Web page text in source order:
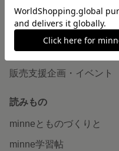
ダウンロード販売
minne PLUS
minne LAB
販売支援企画・イベント
読みもの
minneとものづくりと
minne学習帖